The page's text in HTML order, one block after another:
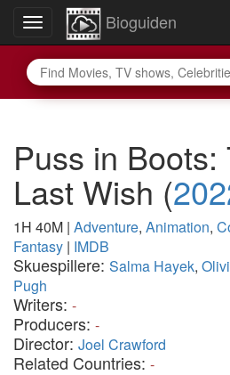
Toggle
navigation
Bioguiden
Puss in Boots:
Last Wish (
1H 40M | Adventure, Animation,
Fantasy | IMDB
Skuespillere: Salma Hayek,
Pugh
Writers: -
Producers: -
Director: Joel Crawford
Related Countries: -